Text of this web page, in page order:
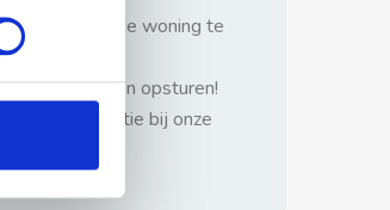
zonder de woning te
documenten opsturen!
de advertentie bij onze